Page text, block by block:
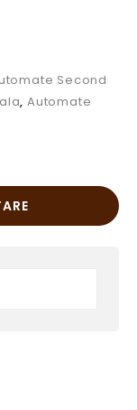
Second
,Automate